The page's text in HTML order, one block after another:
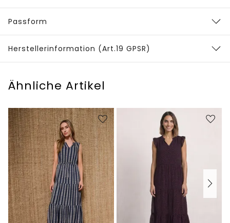
Passform
Herstellerinformation (Art.19 GPSR)
Ähnliche Artikel